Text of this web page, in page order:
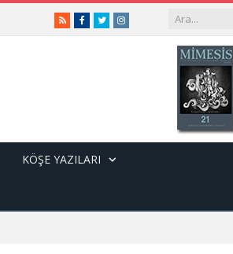
RSSFacebook
TwitterInstagram
KÖŞE YAZILARI